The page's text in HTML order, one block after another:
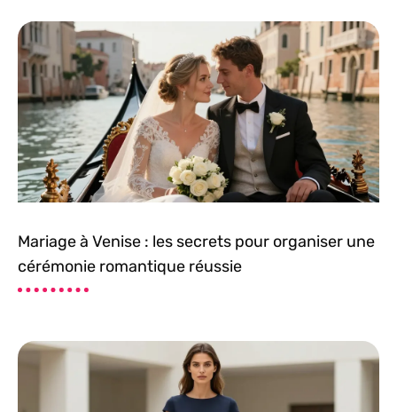
Mariage à Venise : les secrets pour organiser une
cérémonie romantique réussie